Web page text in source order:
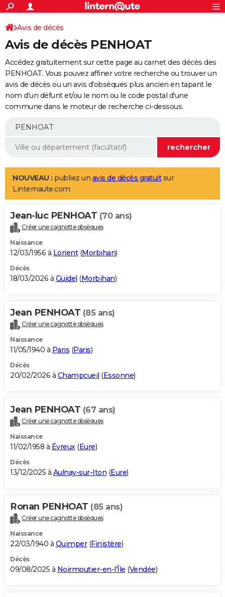
ACTUALITÉS
Politique
Société
Faits Divers
Education
Monde
Villes
+
SPORT
Coupe du monde 2026
Football
Tennis
Cyclisme
Rugby
Forum
Programme TV
TNT
Streaming
Cinéma
Sorties cinéma
Musique
+
FINANCE
Retraite
Epargne
Immobilier
Risques naturels par ville
Banque
Assurance
AUTO
Essais
Réserver un essai
Citadines
Berlines
SUV
Forum auto
+
Mobiles
Meilleur smartphone
Internet
Ordinateurs
Jeux vidéo
Guide high-tech
Aménagement intérieur
LIFESTYLE
Art de vivre
Bien-être
Loisirs
Mode
Modes de vie
Alimentation
Guide de la santé
Maladies
Médicaments
Sommeil
VOYAGE
Destinations
City break
Voyage nature
Voyage de noces
Forum
Climat
+PHOTO
GUIDES D'ACHAT
BONS PLANS
Carte de Noël
Carte Bonne année
Carte Saint-Valentin
Carte Pâques
Carte d'anniversaire
DICTIONNAIRE
Dictionnaire
Biographies
Citations
Expressions
Proverbes
PROGRAMME TV
S'inscrire
Se connecter
Lycées
Collèges
Primaires
Universités
Entreprises
Service militaire
Avis de recherche
AVIS DE DÉCÈS
Bricolage
Lifestyle
Culture
Sport
Auto
Television
Voyage
Cinema
Avis de décès
Avis de décès PENHOAT
Accédez gratuitement sur cette page au carnet des décès des
PENHOAT. Vous pouvez affiner votre recherche ou trouver un
avis de décès ou un avis d'obsèques plus ancien en tapant le
nom d'un défunt et/ou le nom ou le code postal d'une
commune dans le moteur de recherche ci-dessous.
NOUVEAU : publiez un avis de décès gratuitsur
Linternaute.com
Jean-luc PENHOAT (70 ans)
Créer une cagnotte obsèques
Naissance
12/03/1956 à Lorient(Morbihan)
Décès
18/03/2026 à Guidel (Morbihan)
Jean PENHOAT (85 ans)
Créer une cagnotte obsèques
Naissance
11/05/1940 à Paris (Paris)
Décès
20/02/2026 à Champcueil (Essonne)
Jean PENHOAT (67 ans)
Créer une cagnotte obsèques
Naissance
11/02/1958 à Évreux(Eure)
Décès
13/12/2025 à Aulnay-sur-Iton (Eure)
Ronan PENHOAT (85 ans)
Créer une cagnotte obsèques
Naissance
22/03/1940 à Quimper(Finistère)
Décès
09/08/2025 à Noirmoutier-en-l'Île (Vendée)